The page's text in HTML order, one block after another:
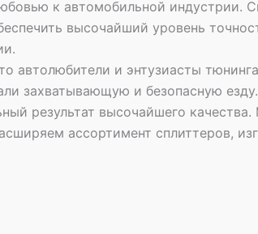
к автомобильной индустрии.
высочайший уровень
автолюбители и энтузиасты
захватывающую и безопасную
результат высочайшего
ассортимент сплиттеров,